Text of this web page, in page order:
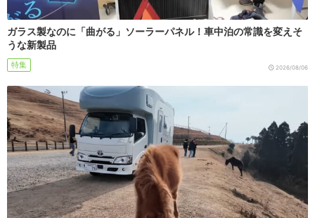
ガラス製なのに「曲がる」ソーラーパネル！車中泊の常識を変えそ
うな新製品
特集 2026/08/06